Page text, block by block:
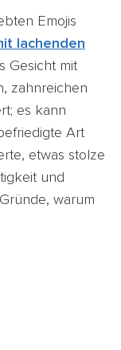
Emojis
lachenden
Gesicht mit
zahnreichen
es kann
Art
etwas stolze
und
warum